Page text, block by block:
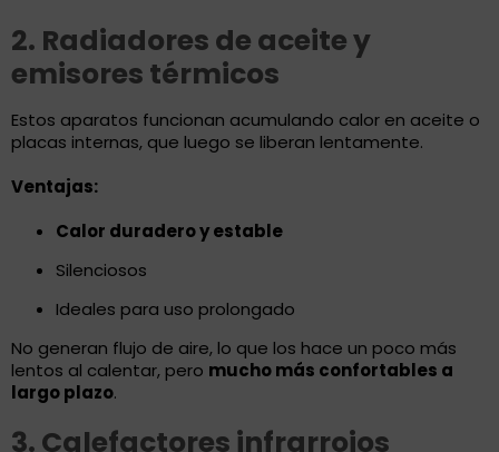
2. Radiadores de aceite y
emisores térmicos
Estos aparatos funcionan acumulando calor en aceite o
placas internas, que luego se liberan lentamente.
Ventajas:
Calor duradero y estable
Silenciosos
Ideales para uso prolongado
No generan flujo de aire, lo que los hace un poco más
lentos al calentar, pero mucho más confortables a
largo plazo.
3. Calefactores infrarrojos